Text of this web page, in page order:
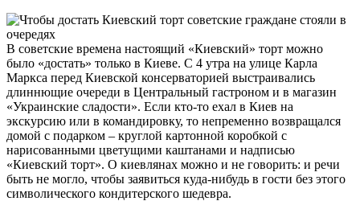
В советские времена настоящий «Киевский» торт можно
было «достать» только в Киеве. С 4 утра на улице Карла
Маркса перед Киевской консерваторией выстраивались
длиннющие очереди в Центральный гастроном и в магазин
«Украинские сладости». Если кто-то ехал в Киев на
экскурсию или в командировку, то непременно возвращался
домой с подарком – круглой картонной коробкой с
нарисованными цветущими каштанами и надписью
«Киевский торт». О киевлянах можно и не говорить: и речи
быть не могло, чтобы заявиться куда-нибудь в гости без этого
символического кондитерского шедевра.